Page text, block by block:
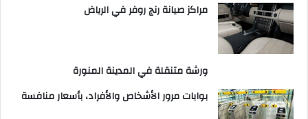
مراكز صيانة رنج روفر في الرياض
ورشة متنقلة في المدينة المنورة
بوابات مرور الأشخاص والأفراد، بأسعار منافسة